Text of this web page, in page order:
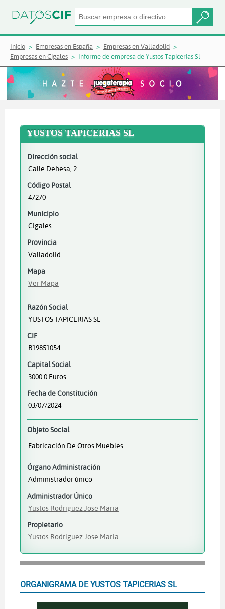
Inicio Empresas en España
Empresas en Valladolid
Empresas en Cigales
Informe de empresa de Yustos Tapicerias Sl
YUSTOS TAPICERIAS SL
Dirección social
Calle Dehesa, 2
Código Postal
47270
Municipio
Cigales
Provincia
Valladolid
Mapa
Ver Mapa
Razón Social
YUSTOS TAPICERIAS SL
CIF
B19851054
Capital Social
3000.0 Euros
Fecha de Constitución
03/07/2024
Objeto Social
Fabricación De Otros Muebles
Órgano Administración
Administrador único
Administrador Único
Yustos Rodriguez Jose Maria
Propietario
Yustos Rodriguez Jose Maria
ORGANIGRAMA DE YUSTOS TAPICERIAS SL